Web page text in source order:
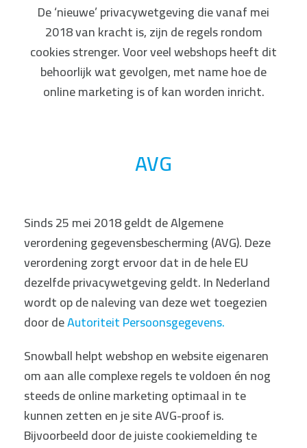
De ‘nieuwe’ privacywetgeving die vanaf mei
2018 van kracht is, zijn de regels rondom
cookies strenger. Voor veel webshops heeft dit
behoorlijk wat gevolgen, met name hoe de
online marketing is of kan worden inricht.
AVG
Sinds 25 mei 2018 geldt de Algemene
verordening gegevensbescherming (AVG). Deze
verordening zorgt ervoor dat in de hele EU
dezelfde privacywetgeving geldt. In Nederland
wordt op de naleving van deze wet toegezien
door deAutoriteit Persoonsgegevens.
Snowball helpt webshop en website eigenaren
om aan alle complexe regels te voldoen én nog
steeds de online marketing optimaal in te
kunnen zetten en je site AVG-proof is.
Bijvoorbeeld door de juiste cookiemelding te